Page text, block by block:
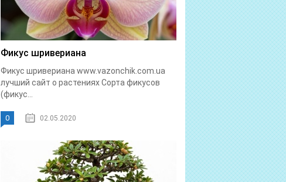
Фикус шривериана
Фикус шривериана www.vazonchik.com.ua
лучший сайт о растениях Сорта фикусов
(фикус...
0 02.05.2020